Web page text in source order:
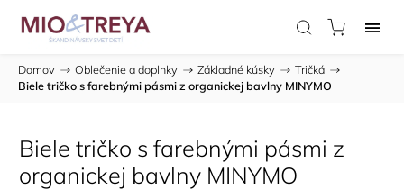
Domov / Oblečenie a doplnky / Základné kúsky / Tričká /
Biele tričko s farebnými pásmi z organickej bavlny MINYMO
Biele tričko s farebnými pásmi z
organickej bavlny MINYMO